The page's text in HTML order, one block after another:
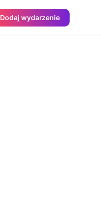
Dodaj wydarzenie